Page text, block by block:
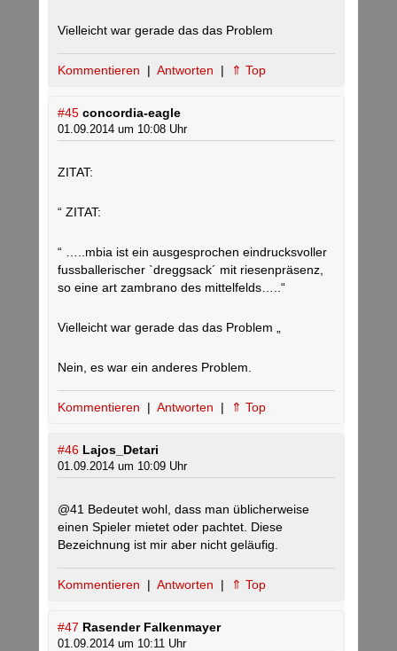
Vielleicht war gerade das das Problem
Kommentieren | Antworten | ⇑ Top
#45 concordia-eagle
01.09.2014 um 10:08 Uhr
ZITAT:
“ ZITAT:
“ …..mbia ist ein ausgesprochen eindrucksvoller
fussballerischer `dreggsack´ mit riesenpräsenz,
so eine art zambrano des mittelfelds…..“
Vielleicht war gerade das das Problem „
Nein, es war ein anderes Problem.
Kommentieren | Antworten | ⇑ Top
#46 Lajos_Detari
01.09.2014 um 10:09 Uhr
@41 Bedeutet wohl, dass man üblicherweise
einen Spieler mietet oder pachtet. Diese
Bezeichnung ist mir aber nicht geläufig.
Kommentieren | Antworten | ⇑ Top
#47 Rasender Falkenmayer
01.09.2014 um 10:11 Uhr